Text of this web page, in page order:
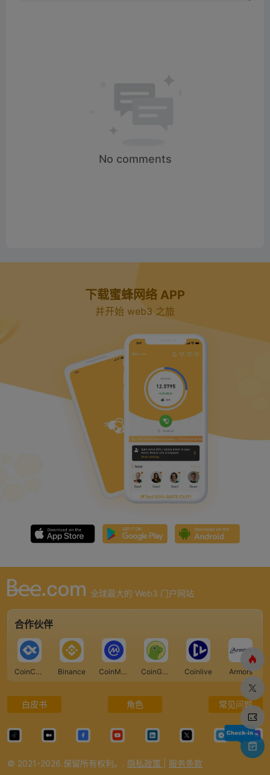
No comments
下载蜜蜂网络 APP
并开始 web3 之旅
全球最大的 Web3 门户网站
合作伙伴
CoinCarp Binance CoinMarketCap CoinGecko Coinlive Armors
白皮书 角色 常见问题
© 2021-2026.保留所有权利。. 隐私政策 服务条款